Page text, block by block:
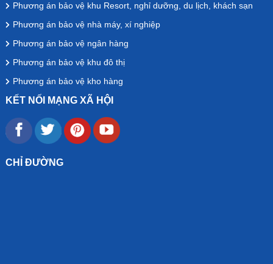
Phương án bảo vệ khu Resort, nghỉ dưỡng, du lịch, khách sạn
Phương án bảo vệ nhà máy, xí nghiệp
Phương án bảo vệ ngân hàng
Phương án bảo vệ khu đô thị
Phương án bảo vệ kho hàng
KẾT NỐI MẠNG XÃ HỘI
CHỈ ĐƯỜNG